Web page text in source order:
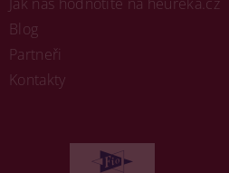
Blog
Partneři
Kontakty